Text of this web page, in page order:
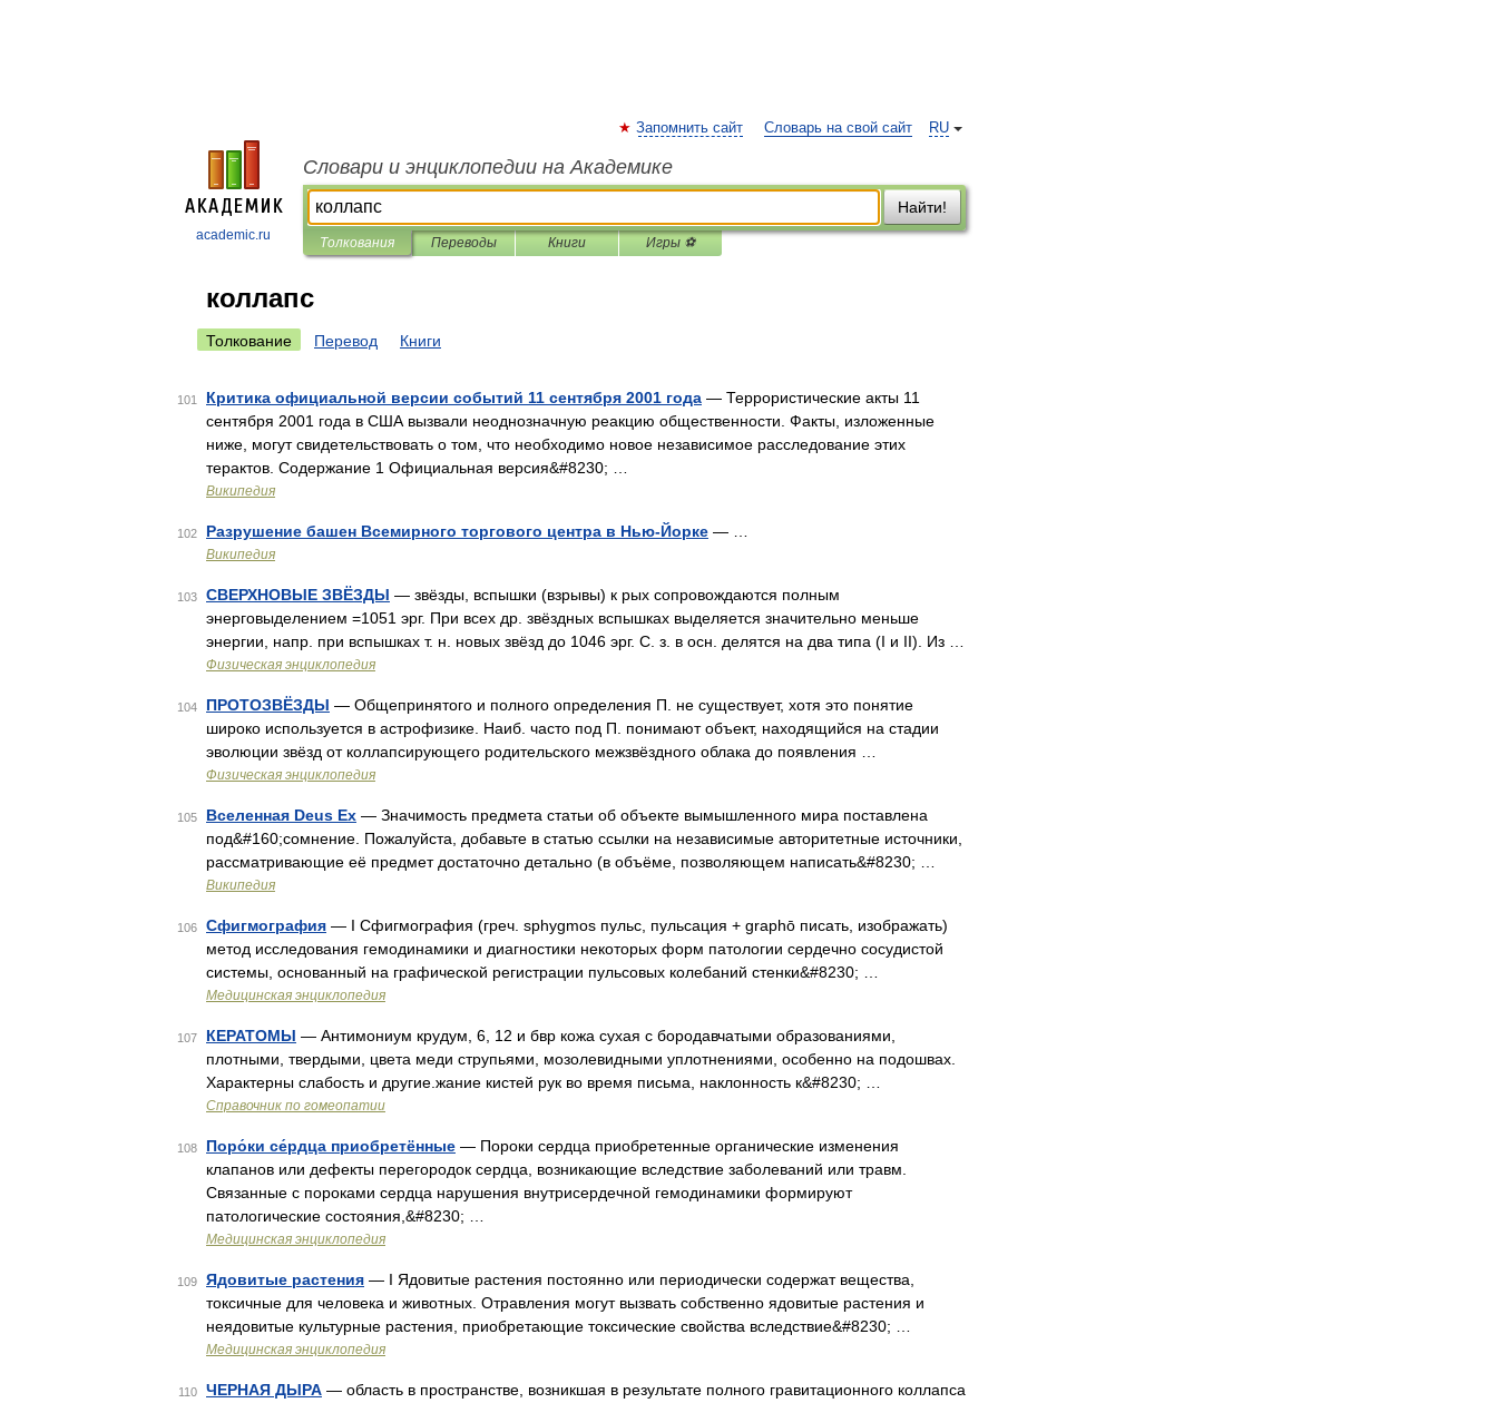
academic.ru
RU
Запомнить сайт Словарь на свой сайт
Словари и энциклопедии на Академике
Найти!
Толкования Переводы Книги Игры ⚽
коллапс
Толкование Перевод Книги
101 Критика официальной версии событий 11 сентября 2001 года — Террористические акты 11
сентября 2001 года в США вызвали неоднозначную реакцию общественности. Факты, изложенные
ниже, могут свидетельствовать о том, что необходимо новое независимое расследование этих
терактов. Содержание 1 Официальная версия&#8230; …
Википедия
102 Разрушение башен Всемирного торгового центра в Нью-Йорке — …
Википедия
103 СВЕРХНОВЫЕ ЗВЁЗДЫ — звёзды, вспышки (взрывы) к рых сопровождаются полным
энерговыделением =1051 эрг. При всех др. звёздных вспышках выделяется значительно меньше
энергии, напр. при вспышках т. н. новых звёзд до 1046 эрг. С. з. в осн. делятся на два типа (I и II). Из …
Физическая энциклопедия
104 ПРОТОЗВЁЗДЫ — Общепринятого и полного определения П. не существует, хотя это понятие
широко используется в астрофизике. Наиб. часто под П. понимают объект, находящийся на стадии
эволюции звёзд от коллапсирующего родительского межзвёздного облака до появления …
Физическая энциклопедия
105 Вселенная Deus Ex — Значимость предмета статьи об объекте вымышленного мира поставлена
под&#160;сомнение. Пожалуйста, добавьте в статью ссылки на независимые авторитетные источники,
рассматривающие её предмет достаточно детально (в объёме, позволяющем написать&#8230; …
Википедия
106 Сфигмография — I Сфигмография (греч. sphygmos пульс, пульсация + graphō писать, изображать)
метод исследования гемодинамики и диагностики некоторых форм патологии сердечно сосудистой
системы, основанный на графической регистрации пульсовых колебаний стенки&#8230; …
Медицинская энциклопедия
107 КЕРАТОМЫ — Антимониум крудум, 6, 12 и бвр кожа сухая с бородавчатыми образованиями,
плотными, твердыми, цвета меди струпьями, мозолевидными уплотнениями, особенно на подошвах.
Характерны слабость и другие.жание кистей рук во время письма, наклонность к&#8230; …
Справочник по гомеопатии
108 Поро́ки се́рдца приобретённые — Пороки сердца приобретенные органические изменения
клапанов или дефекты перегородок сердца, возникающие вследствие заболеваний или травм.
Связанные с пороками сердца нарушения внутрисердечной гемодинамики формируют
патологические состояния,&#8230; …
Медицинская энциклопедия
109 Ядовитые растения — I Ядовитые растения постоянно или периодически содержат вещества,
токсичные для человека и животных. Отравления могут вызвать собственно ядовитые растения и
неядовитые культурные растения, приобретающие токсические свойства вследствие&#8230; …
Медицинская энциклопедия
110 ЧЕРНАЯ ДЫРА — область в пространстве, возникшая в результате полного гравитационного коллапса